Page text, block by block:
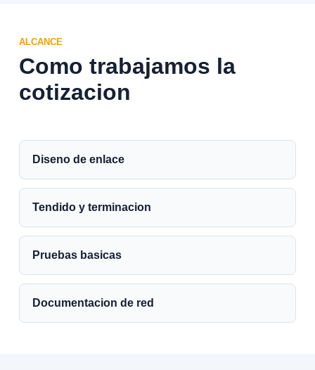
ALCANCE
Como trabajamos la
cotizacion
Diseno de enlace
Tendido y terminacion
Pruebas basicas
Documentacion de red